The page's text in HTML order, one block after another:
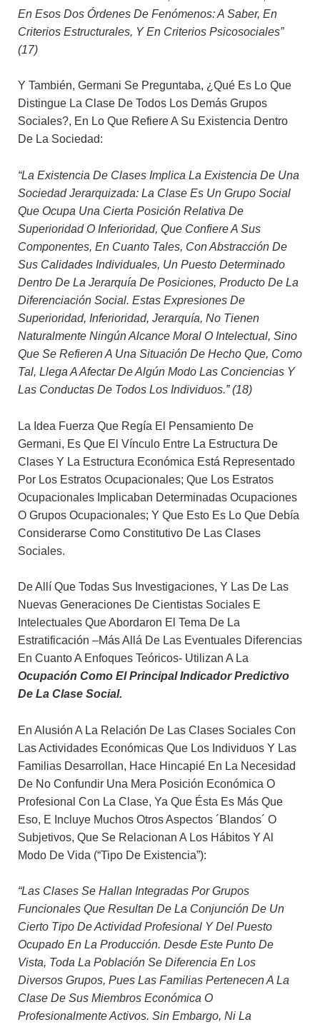
En Esos Dos Órdenes De Fenómenos: A Saber, En
Criterios Estructurales, Y En Criterios Psicosociales”
(17)
Y También, Germani Se Preguntaba, ¿qué Es Lo Que
Distingue La Clase De Todos Los Demás Grupos
Sociales?, En Lo Que Refiere A Su Existencia Dentro
De La Sociedad:
“La Existencia De Clases Implica La Existencia De Una
Sociedad Jerarquizada: La Clase Es Un Grupo Social
Que Ocupa Una Cierta Posición Relativa De
Superioridad O Inferioridad, Que Confiere A Sus
Componentes, En Cuanto Tales, Con Abstracción De
Sus Calidades Individuales, Un Puesto Determinado
Dentro De La Jerarquía De Posiciones, Producto De La
Diferenciación Social. Estas Expresiones De
Superioridad, Inferioridad, Jerarquía, No Tienen
Naturalmente Ningún Alcance Moral O Intelectual, Sino
Que Se Refieren A Una Situación De Hecho Que, Como
Tal, Llega A Afectar De Algún Modo Las Conciencias Y
Las Conductas De Todos Los Individuos.” (18)
La Idea Fuerza Que Regía El Pensamiento De
Germani, Es Que El Vínculo Entre La Estructura De
Clases Y La Estructura Económica Está Representado
Por Los Estratos Ocupacionales; Que Los Estratos
Ocupacionales Implicaban Determinadas Ocupaciones
O Grupos Ocupacionales; Y Que Esto Es Lo Que Debía
Considerarse Como Constitutivo De Las Clases
Sociales.
De Allí Que Todas Sus Investigaciones, Y Las De Las
Nuevas Generaciones De Cientistas Sociales E
Intelectuales Que Abordaron El Tema De La
Estratificación –más Allá De Las Eventuales Diferencias
En Cuanto A Enfoques Teóricos- Utilizan A La
Ocupación Como El Principal Indicador Predictivo
De La Clase Social.
En Alusión A La Relación De Las Clases Sociales Con
Las Actividades Económicas Que Los Individuos Y Las
Familias Desarrollan, Hace Hincapié En La Necesidad
De No Confundir Una Mera Posición Económica O
Profesional Con La Clase, Ya Que Ésta Es Más Que
Eso, E Incluye Muchos Otros Aspectos ´blandos´ O
Subjetivos, Que Se Relacionan A Los Hábitos Y Al
Modo De Vida (“tipo De Existencia”):
“Las Clases Se Hallan Integradas Por Grupos
Funcionales Que Resultan De La Conjunción De Un
Cierto Tipo De Actividad Profesional Y Del Puesto
Ocupado En La Producción. Desde Este Punto De
Vista, Toda La Población Se Diferencia En Los
Diversos Grupos, Pues Las Familias Pertenecen A La
Clase De Sus Miembros Económica O
Profesionalmente Activos. Sin Embargo, Ni La